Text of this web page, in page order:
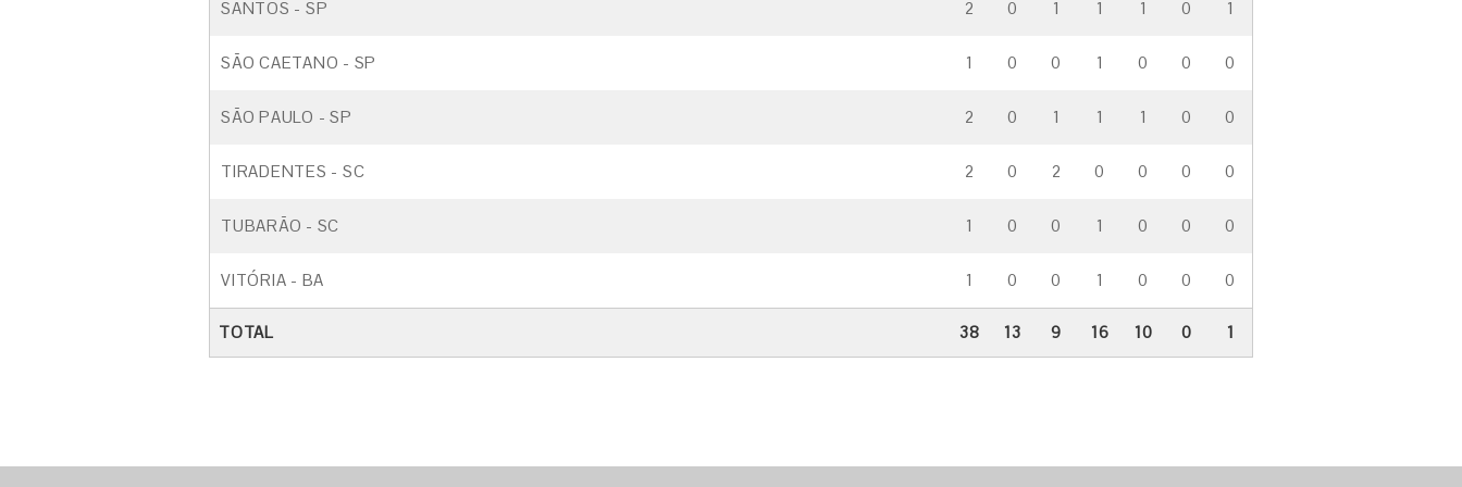
SANTOS - SP 2 0 1 1 1 0 1
SÃO CAETANO - SP 1 0 0 1 0 0 0
SÃO PAULO - SP 2 0 1 1 1 0 0
TIRADENTES - SC 2 0 2 0 0 0 0
TUBARÃO - SC 1 0 0 1 0 0 0
VITÓRIA - BA 1 0 0 1 0 0 0
TOTAL 38 13 9 16 10 0 1